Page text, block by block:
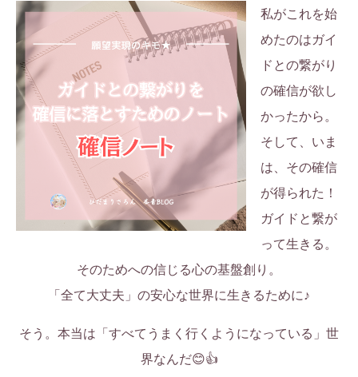
私がこれを始
めたのはガイ
ドとの繋がり
の確信が欲し
かったから。
そして、いま
は、その確信
が得られた！
ガイドと繋が
って生きる。
そのためへの信じる心の基盤創り。
「全て大丈夫」の安心な世界に生きるために♪
そう。本当は「すべてうまく行くようになっている」世
界なんだ😊👍